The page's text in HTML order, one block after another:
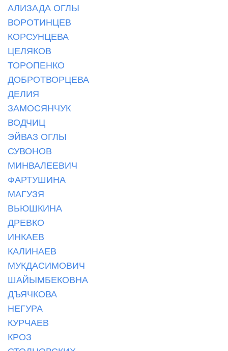
АЛИЗАДА ОГЛЫ
ВОРОТИНЦЕВ
КОРСУНЦЕВА
ЦЕЛЯКОВ
ТОРОПЕНКО
ДОБРОТВОРЦЕВА
ДЕЛИЯ
ЗАМОСЯНЧУК
ВОДЧИЦ
ЭЙВАЗ ОГЛЫ
СУВОНОВ
МИНВАЛЕЕВИЧ
ФАРТУШИНА
МАГУЗЯ
ВЬЮШКИНА
ДРЕВКО
ИНКАЕВ
КАЛИНАЕВ
МУКДАСИМОВИЧ
ШАЙЫМБЕКОВНА
ДЪЯЧКОВА
НЕГУРА
КУРЧАЕВ
КРОЗ